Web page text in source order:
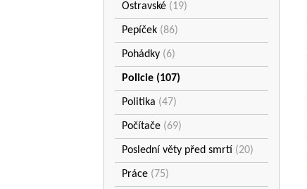
Ostravské (19)
Pepíček (86)
Pohádky (6)
Policie (107)
Politika (47)
Počítače (69)
Poslední věty před smrtí (20)
Práce (75)